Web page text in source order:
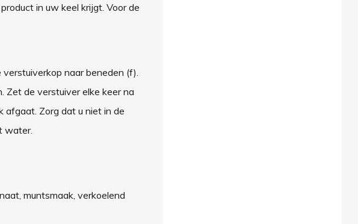
in uw keel krijgt. Voor de
naar beneden (f).
Zet de verstuiver elke keer na
afgaat. Zorg dat u niet in de
water.
muntsmaak, verkoelend